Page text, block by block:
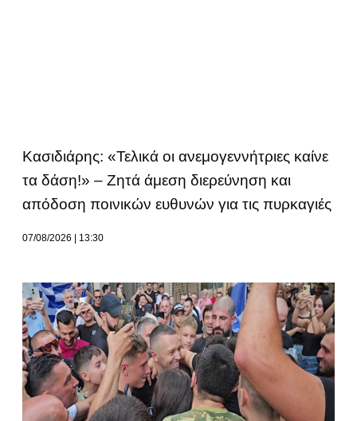
Κασιδιάρης: «Τελικά οι ανεμογεννήτριες καίνε
τα δάση!» – Ζητά άμεση διερεύνηση και
απόδοση ποινικών ευθυνών για τις πυρκαγιές
07/08/2026 13:30